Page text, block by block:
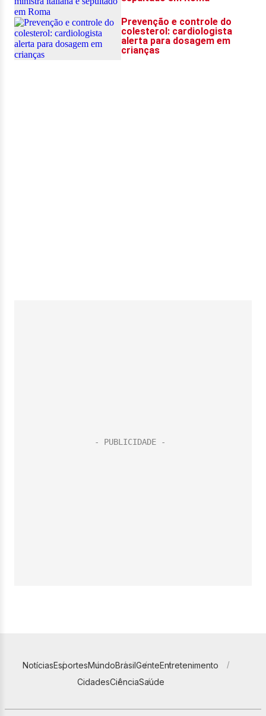
NotíciasEsportesMundoBrasilGenteEntretenimento
CidadesCiênciaSaúde